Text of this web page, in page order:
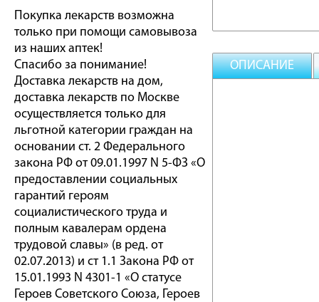
Покупка лекарств возможна
только при помощи самовывоза
из наших аптек!
Спасибо за понимание!
Доставка лекарств на дом,
доставка лекарств по Москве
осуществляется только для
льготной категории граждан на
основании ст. 2 Федерального
закона РФ от 09.01.1997 N 5-ФЗ «О
предоставлении социальных
гарантий героям
социалистического труда и
полным кавалерам ордена
трудовой славы» (в ред. от
02.07.2013) и ст 1.1 Закона РФ от
15.01.1993 N 4301-1 «О статусе
Героев Советского Союза, Героев
ОПИСАНИЕ